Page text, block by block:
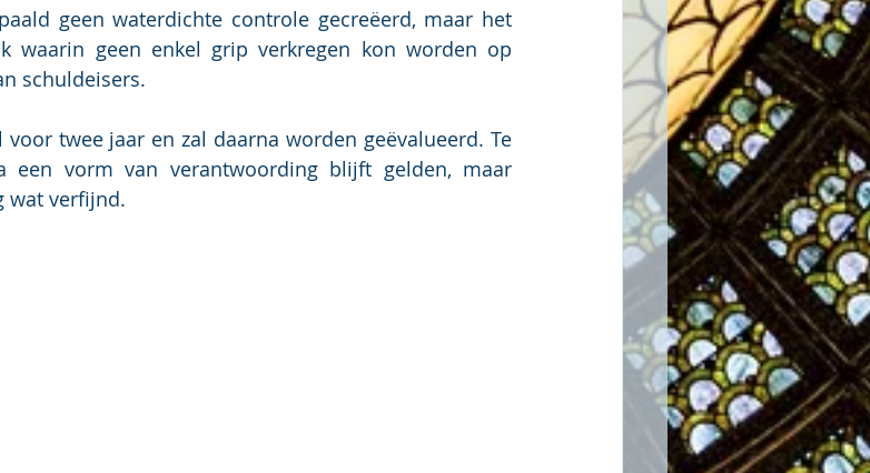
geen waterdichte controle gecreëerd, maar het
waarin geen enkel grip verkregen kon worden op
schuldeisers.
twee jaar en zal daarna worden geëvalueerd. Te
een vorm van verantwoording blijft gelden, maar
wat verfijnd.